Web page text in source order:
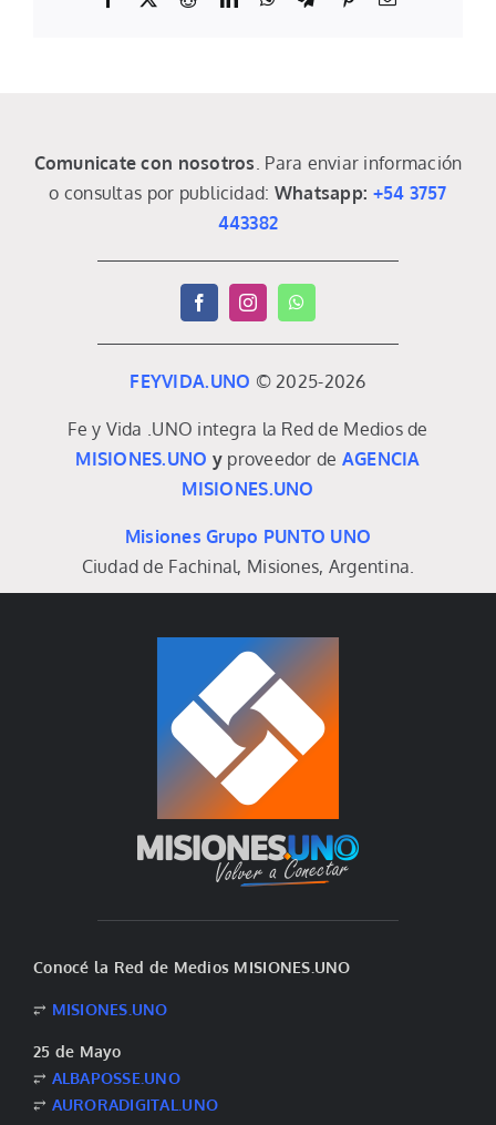
Comunicate con nosotros. Para enviar información
o consultas por publicidad: Whatsapp: +54 3757
443382
FEYVIDA.UNO © 2025-2026
Fe y Vida .UNO integra la Red de Medios de
MISIONES.UNO y proveedor de AGENCIA
MISIONES.UNO
Misiones Grupo PUNTO UNO
Ciudad de Fachinal, Misiones, Argentina.
Conocé la Red de Medios MISIONES.UNO
⥂ MISIONES.UNO
25 de Mayo
⥂ ALBAPOSSE.UNO
⥂ AURORADIGITAL.UNO